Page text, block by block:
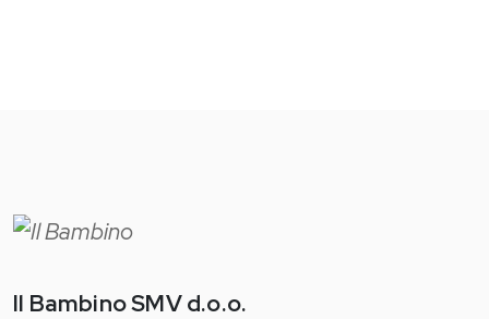
Il Bambino SMV d.o.o.